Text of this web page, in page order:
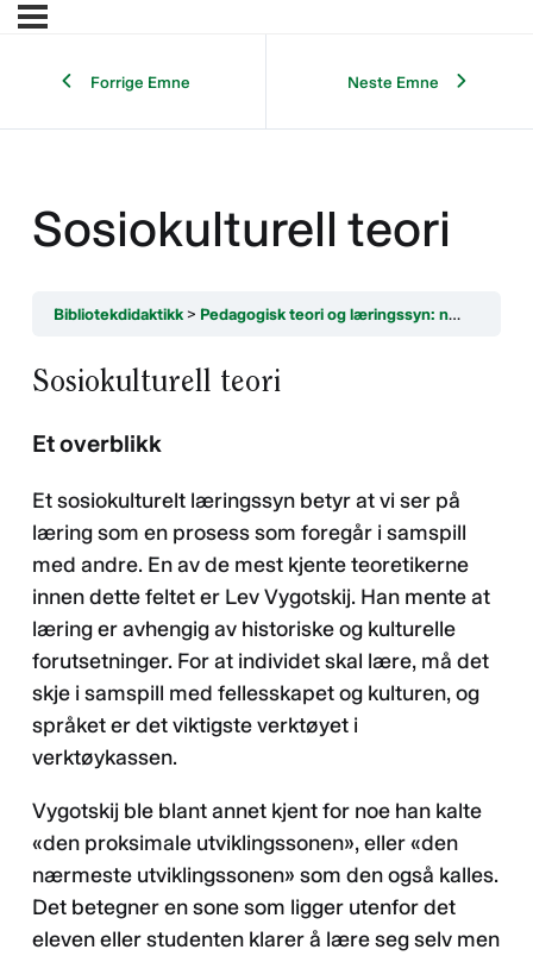
Forrige Emne Neste Emne
Sosiokulturell teori
Bibliotekdidaktikk Pedagogisk teori og læringssyn: noen hovedretninger
Sosiokulturell teori
Et overblikk
Et sosiokulturelt læringssyn betyr at vi ser på
læring som en prosess som foregår i samspill
med andre. En av de mest kjente teoretikerne
innen dette feltet er Lev Vygotskij. Han mente at
læring er avhengig av historiske og kulturelle
forutsetninger. For at individet skal lære, må det
skje i samspill med fellesskapet og kulturen, og
språket er det viktigste verktøyet i
verktøykassen.
Vygotskij ble blant annet kjent for noe han kalte
«den proksimale utviklingssonen», eller «den
nærmeste utviklingssonen» som den også kalles.
Det betegner en sone som ligger utenfor det
eleven eller studenten klarer å lære seg selv men